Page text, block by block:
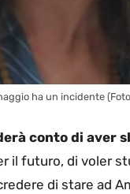
ha un incidente
conto di aver
il futuro, di voler
di stare ad